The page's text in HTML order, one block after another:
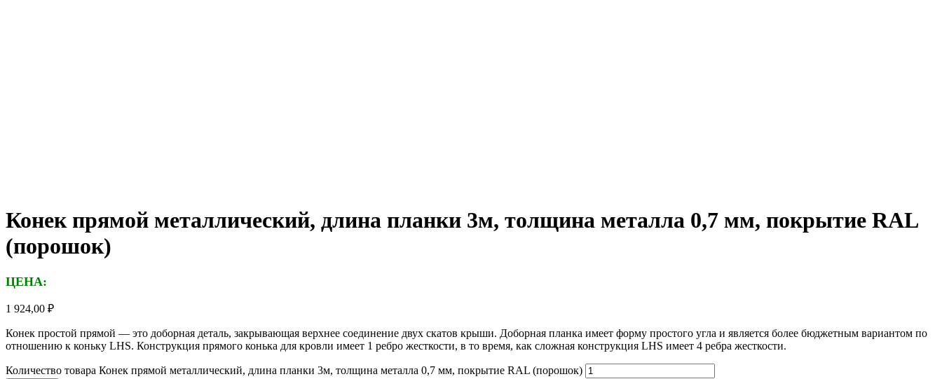
Конек прямой металлический, длина планки 3м, толщина металла 0,7 мм, покрытие RAL
(порошок)
ЦЕНА:
1 924,00 ₽
Конек простой прямой — это доборная деталь, закрывающая верхнее соединение двух скатов крыши. Доборная планка имеет форму простого угла и является более бюджетным вариантом по
отношению к коньку LHS. Конструкция прямого конька для кровли имеет 1 ребро жесткости, в то время, как сложная конструкция LHS имеет 4 ребра жесткости.
Количество товара Конек прямой металлический, длина планки 3м, толщина металла 0,7 мм, покрытие RAL (порошок)